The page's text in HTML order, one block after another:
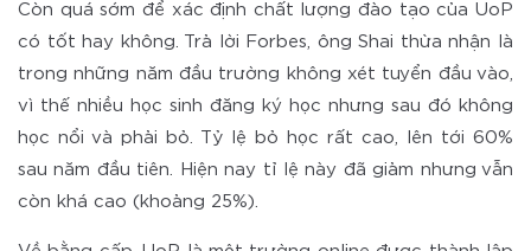
Còn quá sớm để xác định chất lượng đào tạo của UoP
có tốt hay không. Trả lời Forbes, ông Shai thừa nhận là
trong những năm đầu trường không xét tuyển đầu vào,
vì thế nhiều học sinh đăng ký học nhưng sau đó không
học nổi và phải bỏ. Tỷ lệ bỏ học rất cao, lên tới 60%
sau năm đầu tiên. Hiện nay tỉ lệ này đã giảm nhưng vẫn
còn khá cao (khoảng 25%).